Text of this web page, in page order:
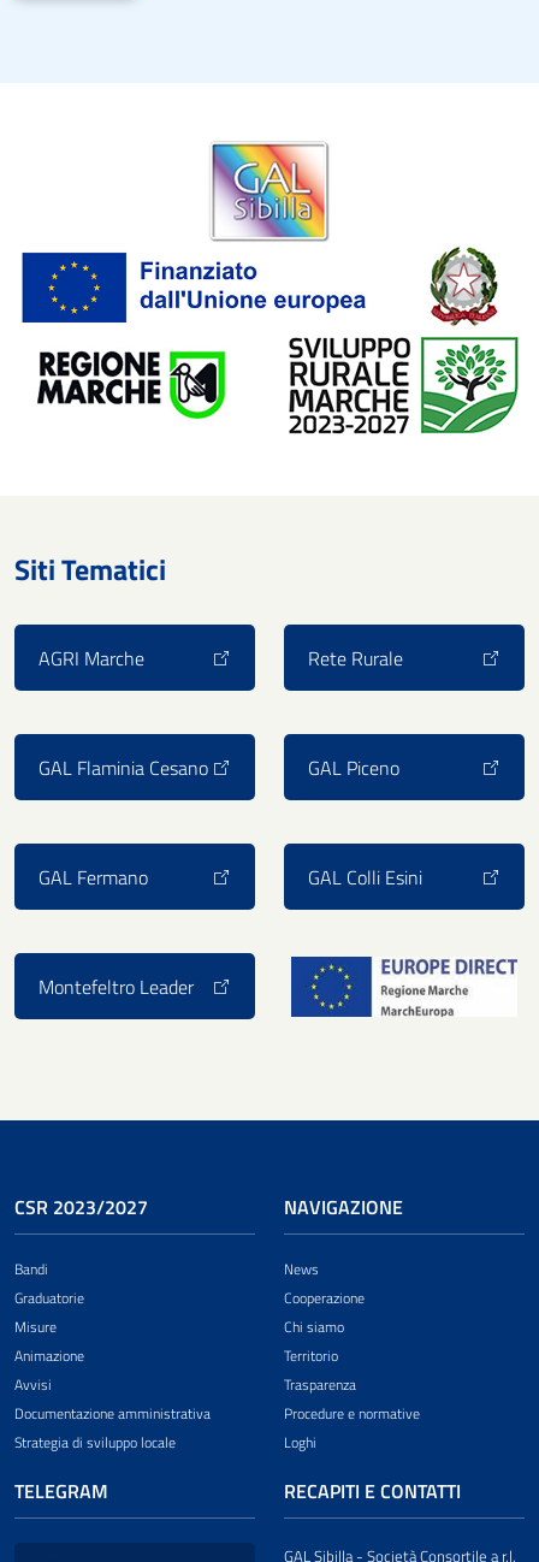
Siti Tematici
AGRI Marche Rete Rurale
GAL Flaminia Cesano GAL Piceno
GAL Fermano GAL Colli Esini
Montefeltro Leader
CSR 2023/2027
Bandi
Graduatorie
Misure
Animazione
Avvisi
Documentazione amministrativa
Strategia di sviluppo locale
NAVIGAZIONE
News
Cooperazione
Chi siamo
Territorio
Trasparenza
Procedure e normative
Loghi
TELEGRAM RECAPITI E CONTATTI
GAL Sibilla - Società Consortile a r.l.